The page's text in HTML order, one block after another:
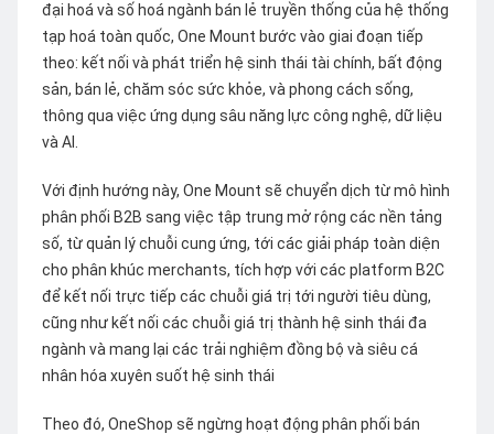
đại hoá và số hoá ngành bán lẻ truyền thống của hệ thống
tạp hoá toàn quốc, One Mount bước vào giai đoạn tiếp
theo: kết nối và phát triển hệ sinh thái tài chính, bất động
sản, bán lẻ, chăm sóc sức khỏe, và phong cách sống,
thông qua việc ứng dụng sâu năng lực công nghệ, dữ liệu
và AI.
Với định hướng này, One Mount sẽ chuyển dịch từ mô hình
phân phối B2B sang việc tập trung mở rộng các nền tảng
số, từ quản lý chuỗi cung ứng, tới các giải pháp toàn diện
cho phân khúc merchants, tích hợp với các platform B2C
để kết nối trực tiếp các chuỗi giá trị tới người tiêu dùng,
cũng như kết nối các chuỗi giá trị thành hệ sinh thái đa
ngành và mang lại các trải nghiệm đồng bộ và siêu cá
nhân hóa xuyên suốt hệ sinh thái
Theo đó, OneShop sẽ ngừng hoạt động phân phối bán